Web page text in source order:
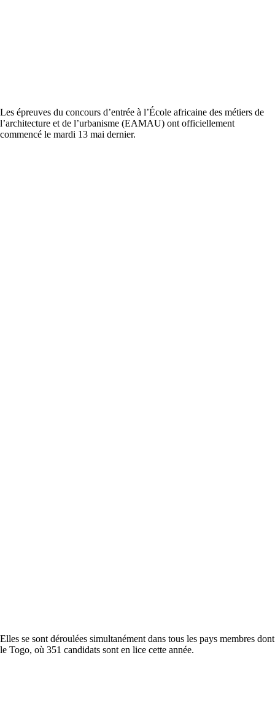
Les épreuves du concours d’entrée à l’École africaine des métiers de
l’architecture et de l’urbanisme (EAMAU) ont officiellement
commencé le mardi 13 mai dernier.
Elles se sont déroulées simultanément dans tous les pays membres dont
le Togo, où 351 candidats sont en lice cette année.